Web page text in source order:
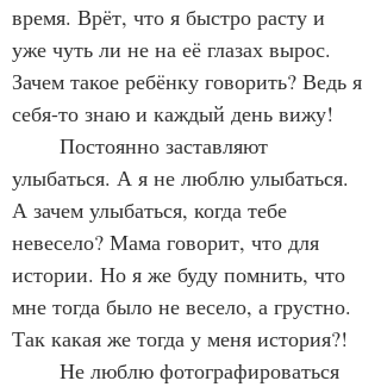
время. Врёт, что я быстро расту и
уже чуть ли не на её глазах вырос.
Зачем такое ребёнку говорить? Ведь я
себя-то знаю и каждый день вижу!
улыбаться. А я не люблю улыбаться.
А зачем улыбаться, когда тебе
невесело? Мама говорит, что для
истории. Но я же буду помнить, что
мне тогда было не весело, а грустно.
Так какая же тогда у меня история?!